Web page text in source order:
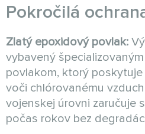
Pokročilá
Zlatý epoxidový povlak:
vybavený
povlakom, ktorý
voči chlórovanému
vojenskej úrovni zaručuje
počas rokov bez